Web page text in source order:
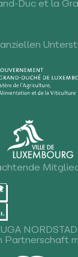
Duc et la
NORDSTAD
Partnerschaft